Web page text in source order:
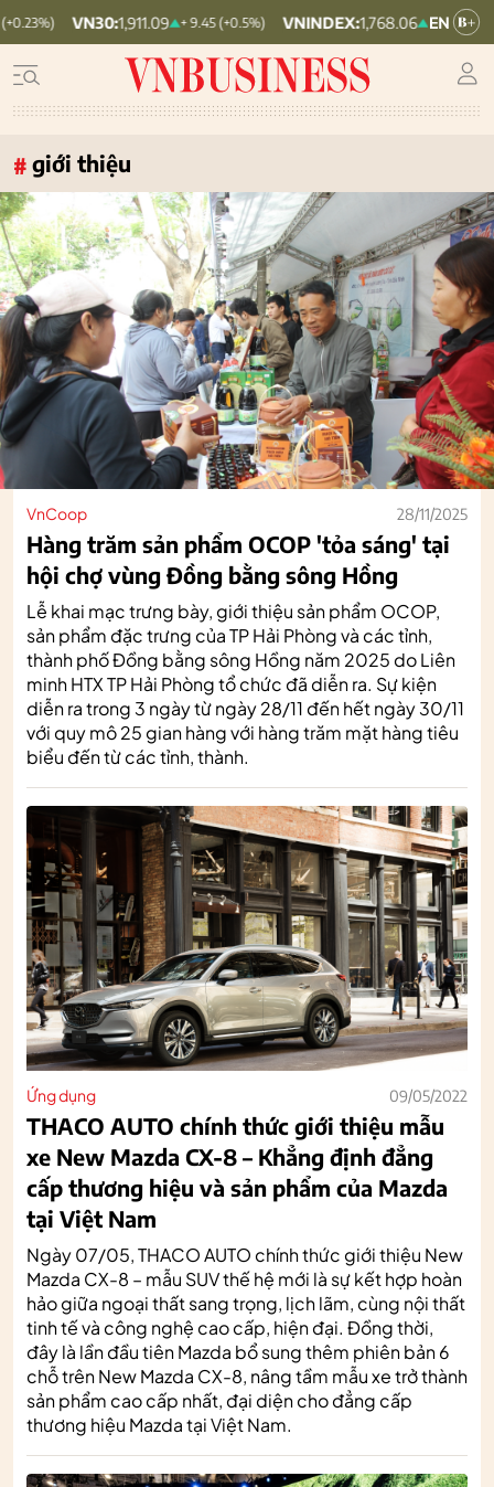
+ 9.45 (+0.5%) VNINDEX:1,768.06 + 6.83 (+0.39%) HNX30:455.12
# giới thiệu
VnCoop 28/11/2025
Hàng trăm sản phẩm OCOP 'tỏa sáng' tại
hội chợ vùng Đồng bằng sông Hồng
Lễ khai mạc trưng bày, giới thiệu sản phẩm OCOP,
sản phẩm đặc trưng của TP Hải Phòng và các tỉnh,
thành phố Đồng bằng sông Hồng năm 2025 do Liên
minh HTX TP Hải Phòng tổ chức đã diễn ra. Sự kiện
diễn ra trong 3 ngày từ ngày 28/11 đến hết ngày 30/11
với quy mô 25 gian hàng với hàng trăm mặt hàng tiêu
biểu đến từ các tỉnh, thành.
Ứng dụng 09/05/2022
THACO AUTO chính thức giới thiệu mẫu
xe New Mazda CX-8 – Khẳng định đẳng
cấp thương hiệu và sản phẩm của Mazda
tại Việt Nam
Ngày 07/05, THACO AUTO chính thức giới thiệu New
Mazda CX-8 – mẫu SUV thế hệ mới là sự kết hợp hoàn
hảo giữa ngoại thất sang trọng, lịch lãm, cùng nội thất
tinh tế và công nghệ cao cấp, hiện đại. Đồng thời,
đây là lần đầu tiên Mazda bổ sung thêm phiên bản 6
chỗ trên New Mazda CX-8, nâng tầm mẫu xe trở thành
sản phẩm cao cấp nhất, đại diện cho đẳng cấp
thương hiệu Mazda tại Việt Nam.